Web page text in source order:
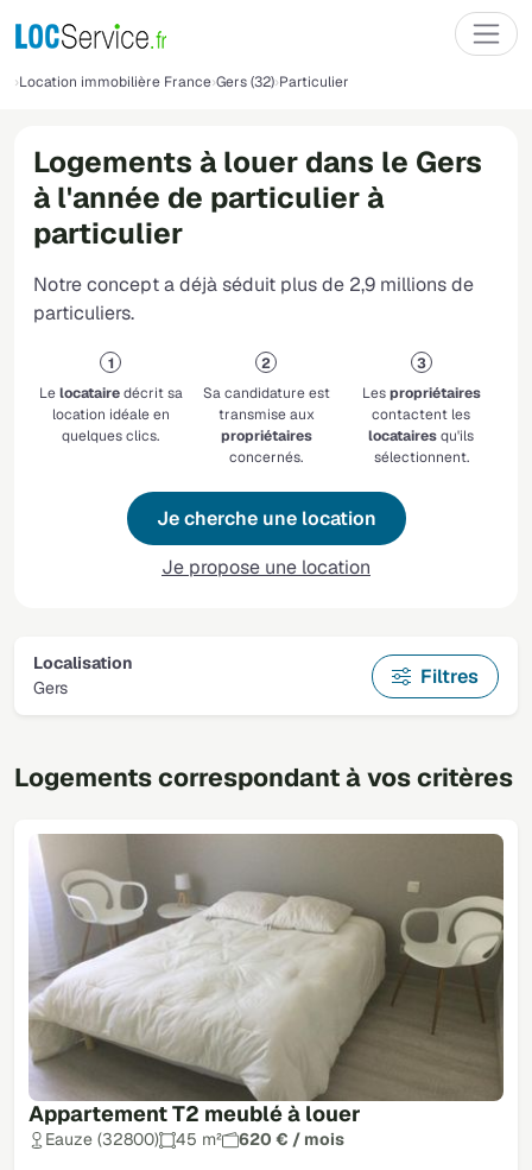
Location immobilière France Gers (32) Particulier
Logements à louer dans le Gers
à l'année de particulier à
particulier
Notre concept a déjà séduit plus de 2,9 millions de
particuliers.
Lelocatairedécrit sa
location idéale en
quelques clics.
Sa candidature est
transmise aux
propriétaires
concernés.
Lespropriétaires
contactent les
locatairesqu'ils
sélectionnent.
Je cherche une location
Je propose une location
Localisation
Gers
Filtres
Logements correspondant à vos critères
Appartement T2 meublé à louer
Eauze (32800) 45 m² 620 € / mois